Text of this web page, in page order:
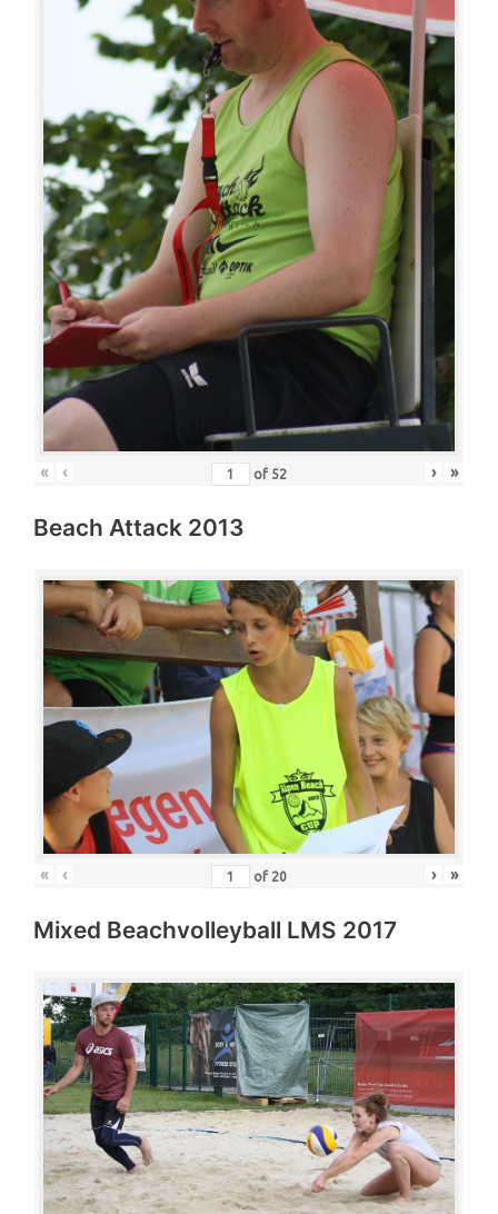
« ‹ of 52 › »
Beach Attack 2013
« ‹ of 20 › »
Mixed Beachvolleyball LMS 2017